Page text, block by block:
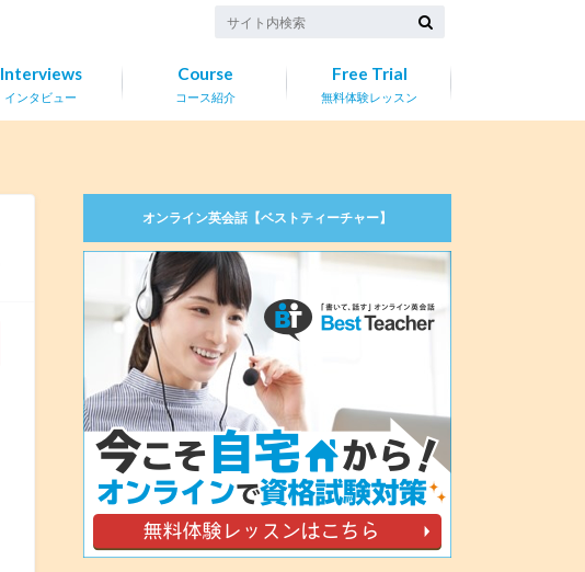
インタビュー
Interviews
コース紹介
Course
無料体験レッスン
Free Trial
オンライン英会話【ベストティーチャー】